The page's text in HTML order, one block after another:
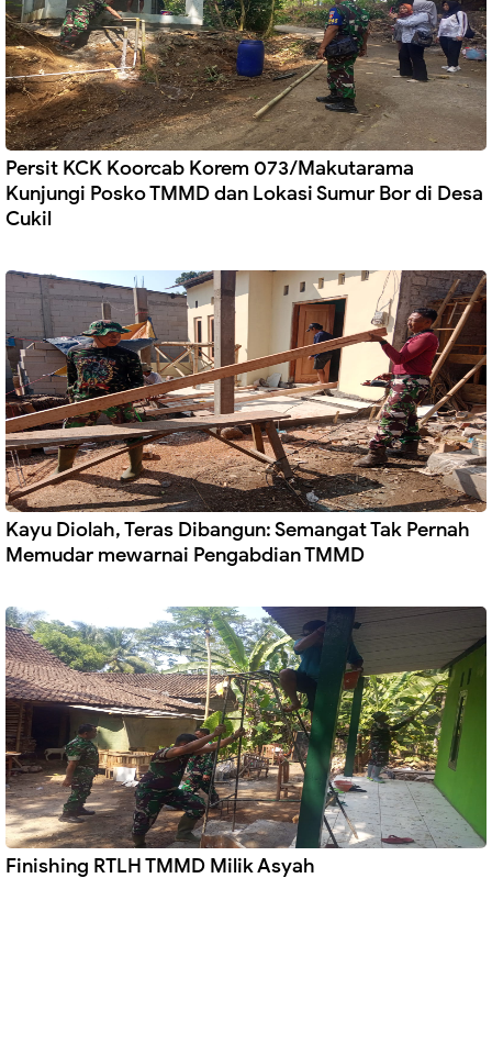
Persit KCK Koorcab Korem 073/Makutarama
Kunjungi Posko TMMD dan Lokasi Sumur Bor di Desa
Cukil
Kayu Diolah, Teras Dibangun: Semangat Tak Pernah
Memudar mewarnai Pengabdian TMMD
Finishing RTLH TMMD Milik Asyah